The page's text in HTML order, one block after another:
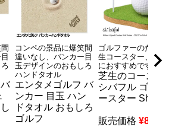
コンペの景品に爆笑間
違いなし、バンカー目
玉デザインのおもしろ
ハンドタオル
エンタメゴルフ バ
ンカー 目玉 ハン
ドタオル おもしろ
ゴルフ
ゴルファーのための
生コースター、ギフ
におすすめです。
芝生のコースタ
シバフル ゴルフ
ースター
販売価格 ¥880